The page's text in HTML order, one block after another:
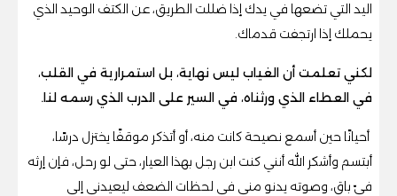
اليد التي تضعها في يدك إذا ضللت الطريق، عن الكتف الوحيد الذي
يحملك إذا ارتجفت قدماك.
لكني تعلمت أن الغياب ليس نهاية، بل استمرارية في القلب،
في العطاء الذي ورثناه، في السير على الدرب الذي رسمه لنا.
أحيانًا حين أسمع نصيحة كانت منه، أو أتذكر موقفًا يختزل درسًا،
أبتسم وأشكر الله أنني كنت ابن رجل بهذا العيار، حتى لو رحل، فإن إرثه
فيّ باقٍ، وصوته يدنو مني في لحظات الضعف ليعيدني إلى